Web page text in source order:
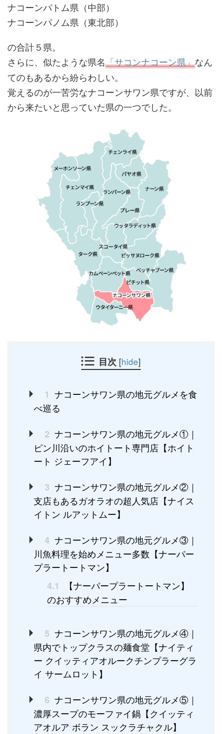
ナコーンパトム県（中部）
ナコーンパノム県（東北部）
の合計５県。
さらに、似たような県名「サコンナコーン県」なん
てのもあるから紛らわしい。
覚えるのが一苦労なナコーンサワン県ですが、以前
から来たいと思っていた県の一つでした。
目次 [hide]
1 ナコーンサワン県の地元グルメを食
べ巡る
2 ナコーンサワン県の地元グルメ①｜
ピン川沿いのホイトート専門店【ホイト
ート ジェーフアイ】
3 ナコーンサワン県の地元グルメ②｜
支店もあるガオラオの超人気店【ナイス
イトン ルアットムー】
4 ナコーンサワン県の地元グルメ③｜
川魚料理を始めメニュー多数【ナーパー
プラートートマン】
4.1
【ナーパープラートートマン】
のおすすめメニュー
5 ナコーンサワン県の地元グルメ④｜
県内でトップクラスの麺食堂【ナイティ
ー クイッティアオルークチンプラーグラ
イ サームロット】
6 ナコーンサワン県の地元グルメ⑤｜
濃厚スープのモーファイ鍋【クイッティ
アオルア ボラン スックラチャクル】